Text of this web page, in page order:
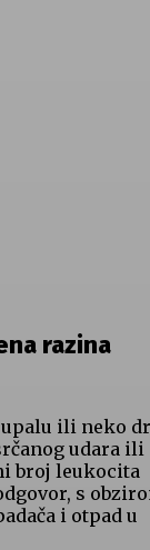
razina
upalu ili neko
udara ili
broj leukocita
s
i otpad u